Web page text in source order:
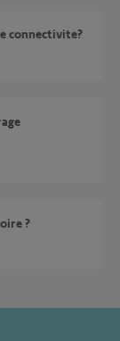
connectivite?
?